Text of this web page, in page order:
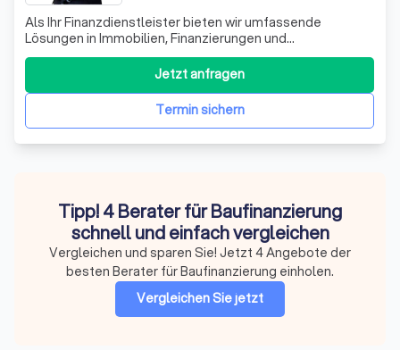
Als Ihr Finanzdienstleister bieten wir umfassende
Lösungen in Immobilien, Finanzierungen und
Sachwertinvestments. Von der Immobilienberatung bis zu
Altersvorsorge und Gesundheitsabsicherung.
Termin sichern
Jetzt anfragen
Tipp! 4 Berater für Baufinanzierung
schnell und einfach vergleichen
Vergleichen und sparen Sie! Jetzt 4 Angebote der
besten Berater für Baufinanzierung einholen.
Vergleichen Sie jetzt